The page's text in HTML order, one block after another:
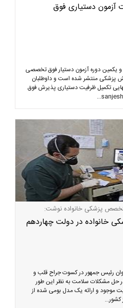
آزمون دستیاری فوق
یکمین دوره آزمون دستیار فوق تخصصی
سنجش پزشکی منتشر شده است و داوطلبان
تکمیل ظرفیت دستیاری پذیرش فوق
پزشکی خانواده نوشت:
خانواده در دولت چهاردهم
رئیس جمهور در کسوت جراح قلب و
حل مشکلات سلامت به نظر این طور
موجود و ارائه یک مدل بومی شده از
کشور...